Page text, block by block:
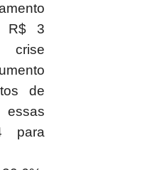
R$ 3
crise
de
essas
para